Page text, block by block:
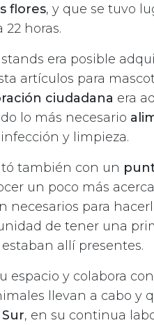
flores, y que se tuvo
22 horas.
era posible
artículos para
ciudadana era
lo más necesario
y limpieza.
también con un
un poco más
necesarios para
de tener una
allí presentes.
espacio y colabora
llevan a cabo y
, en su continua